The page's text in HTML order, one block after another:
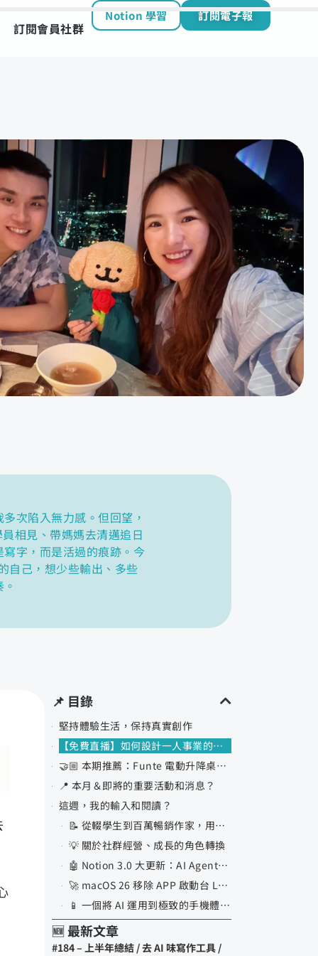
訂閱會員社群
Notion 學習 訂閱電子報
次陷入無力感。但回望，
相見、帶媽媽去清邁追日
字，而是活過的痕跡。今
自己，想少些輸出、多些
📌 目錄
堅持體驗生活，保持真實創作
【免費直播】如何設計一人事業的付費社群 ft. 閱讀前哨站瓦基
🤝🏼 本期推薦：Funte 電動升降桌＆ Steelcase 人體工學椅團購優惠
📍 本月＆即將的重要活動和消息？
這週，我的輸入和閱讀？
📝 從輟學生到百萬暢銷作家，用卡片筆記法建立斯多葛內容帝國｜超級個體案例
💡 關於社群經營、成長的角色轉換
🤖 Notion 3.0 大更新：AI Agents＆資料庫權限
🚀 macOS 26 移除 APP 啟動台 Launchpad 後，怎麼辦？
📱 一個將 AI 運用到極致的手機體驗，是怎麼樣的？
🆕 最新文章
#184 – 上半年總結 / 去 AI 味寫作工具 /